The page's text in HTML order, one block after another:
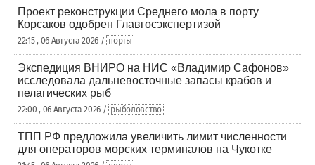
Проект реконструкции Среднего мола в порту
Корсаков одобрен Главгосэкспертизой
22:15 , 06 Августа 2026 / порты
Экспедиция ВНИРО на НИС «Владимир Сафонов»
исследовала дальневосточные запасы крабов и
пелагических рыб
22:00 , 06 Августа 2026 / рыболовство
ТПП РФ предложила увеличить лимит численности
для операторов морских терминалов на Чукотке